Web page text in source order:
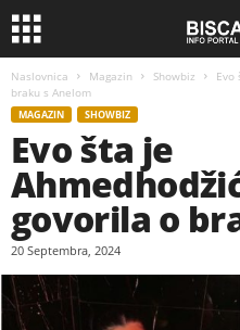
Naslovnica Magazin Showbiz
Evo
braku s Anelom
MAGAZIN SHOWBIZ
Evo šta je
govorila o
20 Septembra, 2024